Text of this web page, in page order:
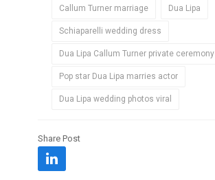
Callum Turner marriage Dua Lipa
Schiaparelli wedding dress
Dua Lipa Callum Turner private ceremony
Pop star Dua Lipa marries actor
Dua Lipa wedding photos viral
Share Post